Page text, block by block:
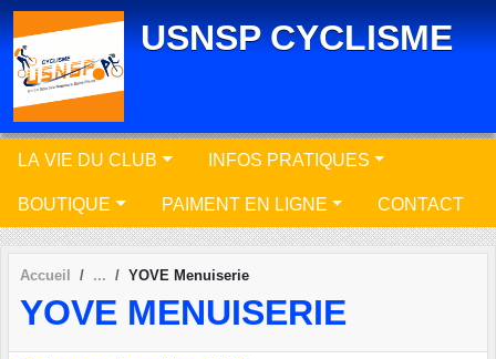
USNSP CYCLISME
LA VIE DU CLUB INFOS PRATIQUES
BOUTIQUE PAIMENT EN LIGNE CONTACT
Accueil YOVE Menuiserie
YOVE MENUISERIE
Panneau de gestion des cookies